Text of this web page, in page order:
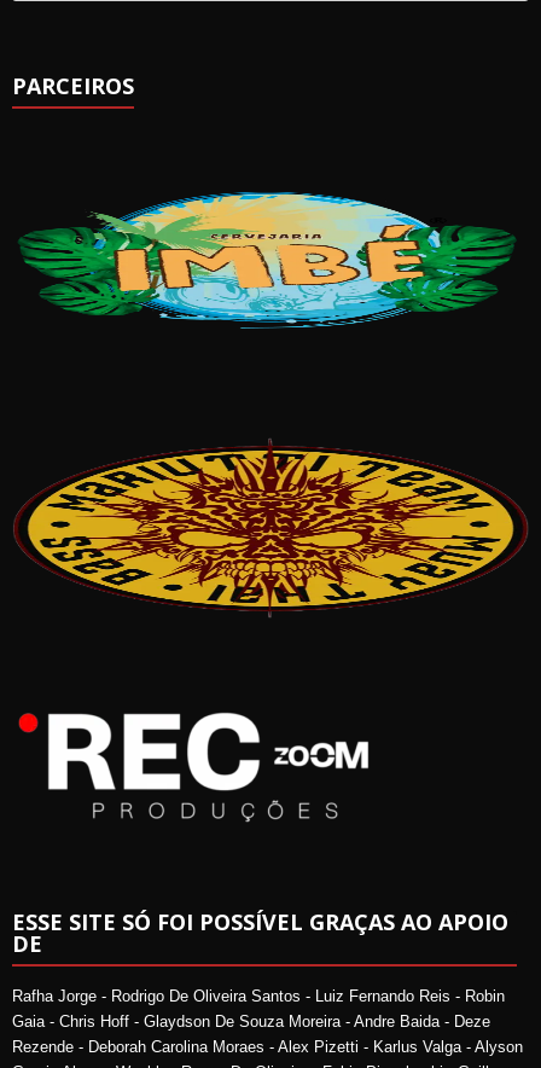
PARCEIROS
ESSE SITE SÓ FOI POSSÍVEL GRAÇAS AO APOIO
DE
Rafha Jorge - Rodrigo De Oliveira Santos - Luiz Fernando Reis - Robin
Gaia - Chris Hoff - Glaydson De Souza Moreira - Andre Baida - Deze
Rezende - Deborah Carolina Moraes - Alex Pizetti - Karlus Valga - Alyson